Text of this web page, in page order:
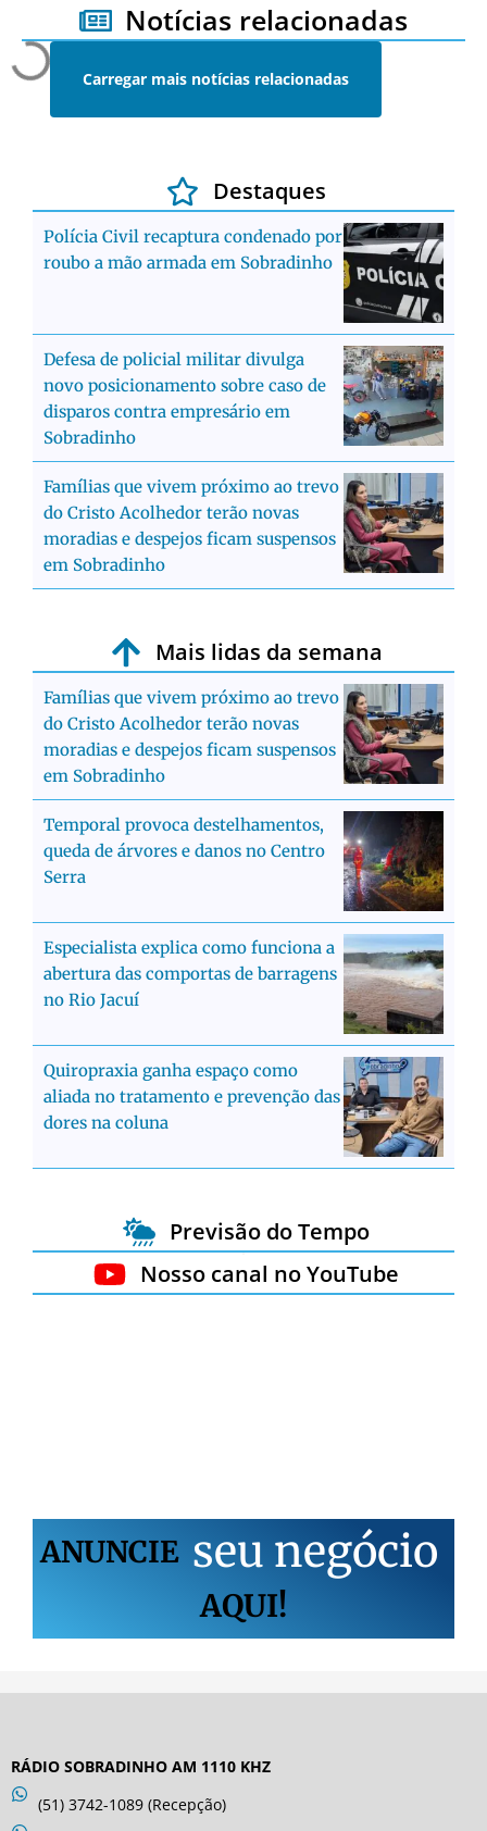
Notícias relacionadas
Carregar mais notícias relacionadas
Destaques
Polícia Civil recaptura condenado por
roubo a mão armada em Sobradinho
Defesa de policial militar divulga
novo posicionamento sobre caso de
disparos contra empresário em
Sobradinho
Famílias que vivem próximo ao trevo
do Cristo Acolhedor terão novas
moradias e despejos ficam suspensos
em Sobradinho
Mais lidas da semana
Famílias que vivem próximo ao trevo
do Cristo Acolhedor terão novas
moradias e despejos ficam suspensos
em Sobradinho
Temporal provoca destelhamentos,
queda de árvores e danos no Centro
Serra
Especialista explica como funciona a
abertura das comportas de barragens
no Rio Jacuí
Quiropraxia ganha espaço como
aliada no tratamento e prevenção das
dores na coluna
Previsão do Tempo
Nosso canal no YouTube
ANUNCIE seu negócio
AQUI!
RÁDIO SOBRADINHO AM 1110 KHZ
(51) 3742-1089 (Recepção)